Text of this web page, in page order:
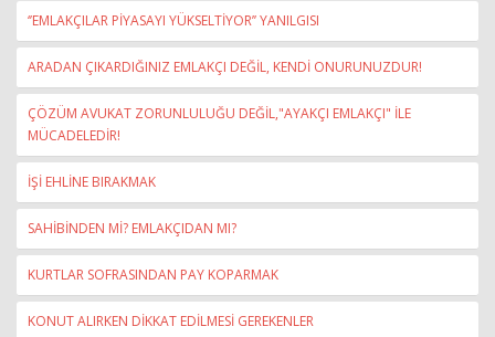
‘’EMLAKÇILAR PİYASAYI YÜKSELTİYOR’’ YANILGISI
ARADAN ÇIKARDIĞINIZ EMLAKÇI DEĞİL, KENDİ ONURUNUZDUR!
ÇÖZÜM AVUKAT ZORUNLULUĞU DEĞİL,"AYAKÇI EMLAKÇI" İLE
MÜCADELEDİR!
İŞİ EHLİNE BIRAKMAK
SAHİBİNDEN Mİ? EMLAKÇIDAN MI?
KURTLAR SOFRASINDAN PAY KOPARMAK
KONUT ALIRKEN DİKKAT EDİLMESİ GEREKENLER